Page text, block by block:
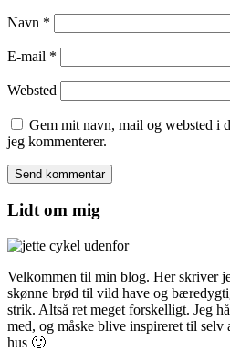
Navn *
E-mail *
Websted
Gem mit navn, mail og websted i
jeg kommenterer.
Lidt om mig
Velkommen til min blog. Her skriver
skønne brød til vild have og
strik. Altså ret meget forskelligt. Jeg
med, og måske blive inspireret til selv
hus 🙂